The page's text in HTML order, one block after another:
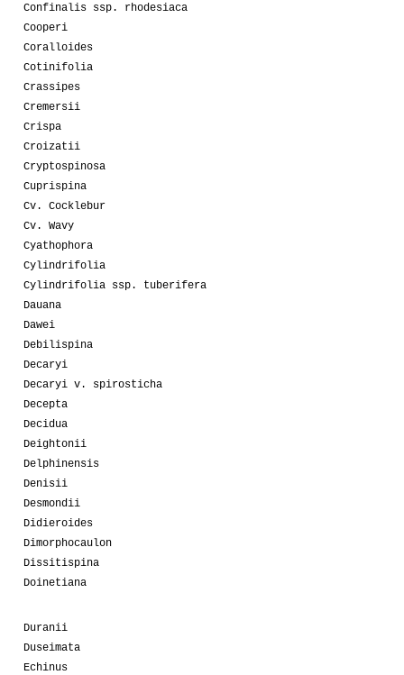
Confinalis ssp. rhodesiaca
Cooperi
Coralloides
Cotinifolia
Crassipes
Cremersii
Crispa
Croizatii
Cryptospinosa
Cuprispina
Cv. Cocklebur
Cv. Wavy
Cyathophora
Cylindrifolia
Cylindrifolia ssp. tuberifera
Dauana
Dawei
Debilispina
Decaryi
Decaryi v. spirosticha
Decepta
Decidua
Deightonii
Delphinensis
Denisii
Desmondii
Didieroides
Dimorphocaulon
Dissitispina
Doinetiana
Duranii
Duseimata
Echinus